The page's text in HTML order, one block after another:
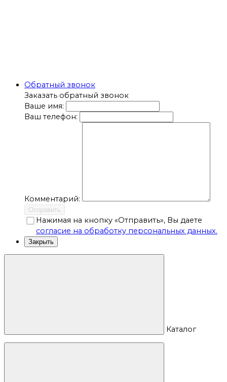
Обратный звонок
Заказать обратный звонок
Ваше имя:
Ваш телефон:
Комментарий:
Отправить
Нажимая на кнопку «Отправить», Вы даете
согласие на обработку персональных данных.
Закрыть
Каталог